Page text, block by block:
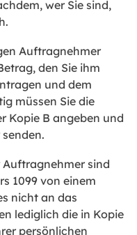
wer Sie sind,
Auftragnehmer
den Sie ihm
und dem
müssen Sie die
Kopie B angeben und
Auftragnehmer sind
1099 von einem
nicht an das
lediglich die in Kopie
persönlichen